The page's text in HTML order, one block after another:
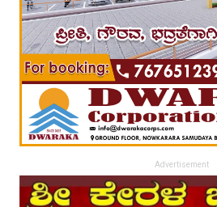
Advertisement